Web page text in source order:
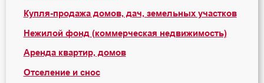
Купля-продажа домов, дач, земельных участков
Нежилой фонд (коммерческая недвижимость)
Аренда квартир, домов
Отселение и снос